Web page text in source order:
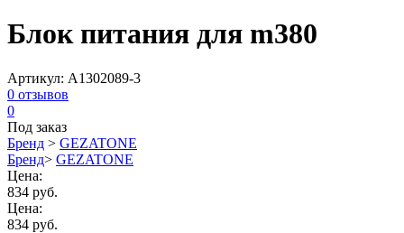
Блок питания для m380
Артикул: A1302089-3
0 отзывов
0
Под заказ
Бренд > GEZATONE
Бренд> GEZATONE
Цена:
834 руб.
Цена:
834 руб.